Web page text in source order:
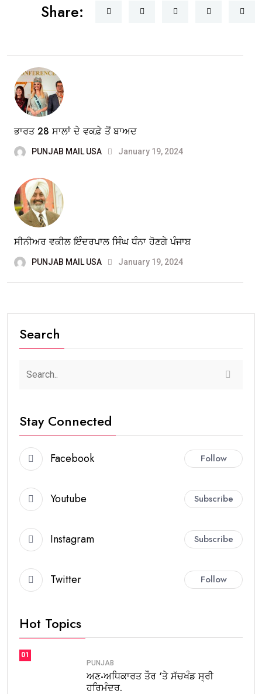
Share:
ਭਾਰਤ 28 ਸਾਲਾਂ ਦੇ ਵਕਫ਼ੇ ਤੋਂ ਬਾਅਦ
PUNJAB MAIL USA January 19, 2024
ਸੀਨੀਅਰ ਵਕੀਲ ਇੰਦਰਪਾਲ ਸਿੰਘ ਧੰਨਾ ਹੋਣਗੇ ਪੰਜਾਬ
PUNJAB MAIL USA January 19, 2024
Search
Stay Connected
Facebook Follow
Youtube Subscribe
Instagram Subscribe
Twitter Follow
Hot Topics
01
PUNJAB
ਅਣ-ਅਧਿਕਾਰਤ ਤੌਰ ‘ਤੇ ਸੱਚਖੰਡ ਸ੍ਰੀ
ਹਰਿਮੰਦਰ.